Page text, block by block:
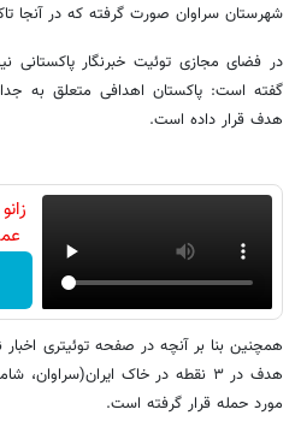
شهرستان سراوان صورت گرفته که در آنجا
در فضای مجازی توئیت خبرنگار پاکستانی
گفته است: پاکستان اهدافی متعلق به
هدف قرار داده است.
هدف در ۳ نقطه در خاک
مورد حمله قرار گرفته است.